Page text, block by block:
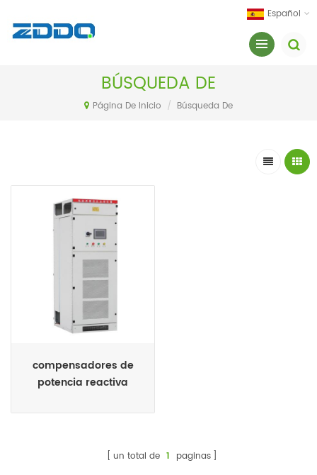
Español
BÚSQUEDA DE
Página De Inicio / Búsqueda De
compensadores de
potencia reactiva
metal de bajo voltaje
un total de 1 paginas